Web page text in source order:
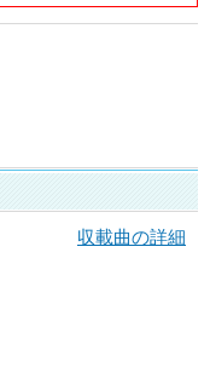
収載曲の詳細